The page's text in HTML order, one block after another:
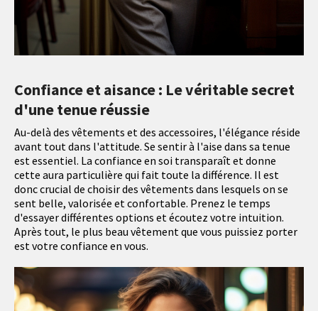
Confiance et aisance : Le véritable secret
d'une tenue réussie
Au-delà des vêtements et des accessoires, l'élégance réside
avant tout dans l'attitude. Se sentir à l'aise dans sa tenue
est essentiel. La confiance en soi transparaît et donne
cette aura particulière qui fait toute la différence. Il est
donc crucial de choisir des vêtements dans lesquels on se
sent belle, valorisée et confortable. Prenez le temps
d'essayer différentes options et écoutez votre intuition.
Après tout, le plus beau vêtement que vous puissiez porter
est votre confiance en vous.